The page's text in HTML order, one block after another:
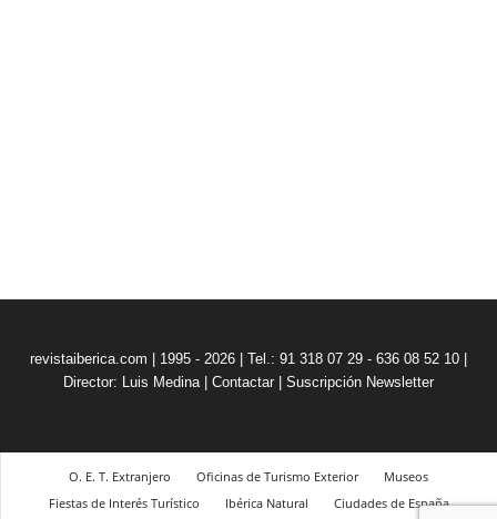
revistaiberica.com | 1995 - 2026 | Tel.: 91 318 07 29 - 636 08 52 10 |
Director: Luis Medina| Contactar Suscripción Newsletter
O. E. T. Extranjero Oficinas de Turismo Exterior
Museos
Fiestas de Interés Turístico
Ibérica Natural Ciudades de España